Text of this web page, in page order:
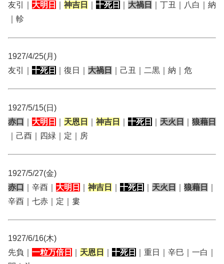
友引｜ 大明日 神吉日 十死日 大禍日
｜丁丑｜八白｜納
｜軫
1927/4/25(月)
友引｜ 十死日 ｜復日｜ 大禍日 ｜己丑｜二黒｜納｜危
1927/5/15(日)
赤口
大明日 天恩日 神吉日 十死日 天火日
狼藉日
｜己酉｜四緑｜定｜房
1927/5/27(金)
赤口
｜辛酉｜ 大明日 神吉日 十死日 天火日 狼藉日
辛酉｜七赤｜定｜婁
1927/6/16(木)
先負｜ 一粒万倍日 天恩日 十死日
｜重日｜辛巳｜一白｜